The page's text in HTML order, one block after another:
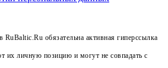
обязательна активная гиперссылка
их личную позицию и могут не совпадать с